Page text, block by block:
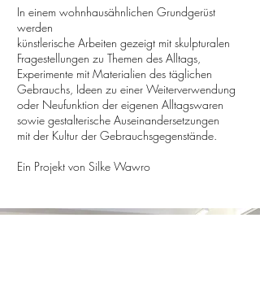
In einem wohnhausähnlichen Grundgerüst
werden
künstlerische Arbeiten gezeigt mit skulpturalen
Fragestellungen zu Themen des Alltags,
Experimente mit Materialien des täglichen
Gebrauchs, Ideen zu einer Weiterverwendung
oder Neufunktion der eigenen Alltagswaren
sowie gestalterische Auseinandersetzungen
mit der Kultur der Gebrauchsgegenstände.
Ein Projekt von Silke Wawro